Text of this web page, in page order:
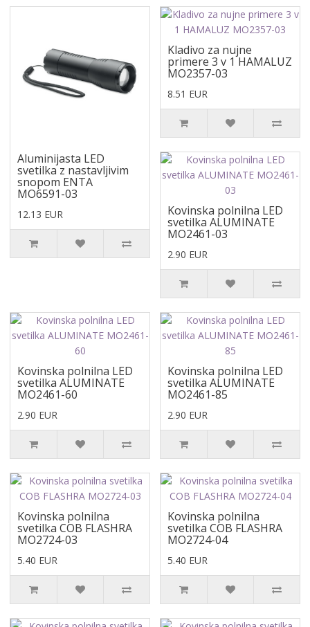
Aluminijasta LED
svetilka z nastavljivim
snopom ENTA
MO6591-03
12.13 EUR
Kladivo za nujne
primere 3 v 1 HAMALUZ
MO2357-03
8.51 EUR
Kovinska polnilna LED
svetilka ALUMINATE
MO2461-03
2.90 EUR
Kovinska polnilna LED
svetilka ALUMINATE
MO2461-60
2.90 EUR
Kovinska polnilna LED
svetilka ALUMINATE
MO2461-85
2.90 EUR
Kovinska polnilna
svetilka COB FLASHRA
MO2724-03
5.40 EUR
Kovinska polnilna
svetilka COB FLASHRA
MO2724-04
5.40 EUR